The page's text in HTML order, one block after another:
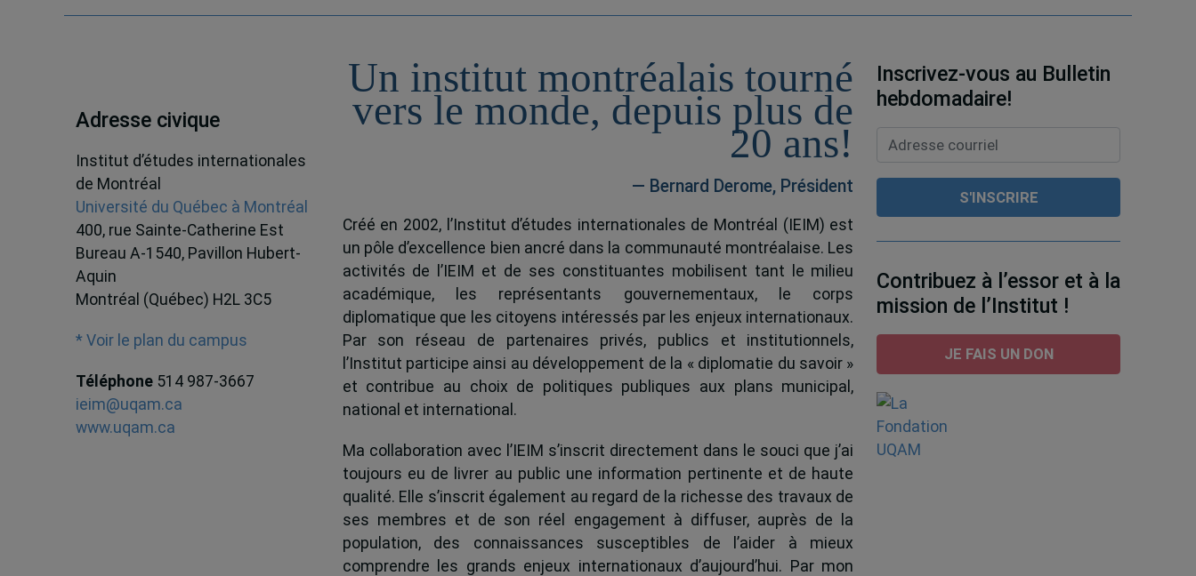
Adresse civique
Institut d’études internationales
de Montréal
Université du Québec à Montréal
400, rue Sainte-Catherine Est
Bureau A-1540, Pavillon Hubert-
Aquin
Montréal (Québec) H2L 3C5
* Voir le plan du campus
Téléphone 514 987-3667
ieim@uqam.ca
www.uqam.ca
Un institut montréalais tourné
vers le monde, depuis plus de
20 ans!
— Bernard Derome, Président
Créé en 2002, l’Institut d’études internationales de Montréal (IEIM) est
un pôle d’excellence bien ancré dans la communauté montréalaise. Les
activités de l’IEIM et de ses constituantes mobilisent tant le milieu
académique, les représentants gouvernementaux, le corps
diplomatique que les citoyens intéressés par les enjeux internationaux.
Par son réseau de partenaires privés, publics et institutionnels,
l’Institut participe ainsi au développement de la « diplomatie du savoir »
et contribue au choix de politiques publiques aux plans municipal,
national et international.
Ma collaboration avec l’IEIM s’inscrit directement dans le souci que j’ai
toujours eu de livrer au public une information pertinente et de haute
qualité. Elle s’inscrit également au regard de la richesse des travaux de
ses membres et de son réel engagement à diffuser, auprès de la
population, des connaissances susceptibles de l’aider à mieux
comprendre les grands enjeux internationaux d’aujourd’hui. Par mon
Inscrivez-vous au Bulletin
hebdomadaire!
Contribuez à l’essor et à la
mission de l’Institut !
JE FAIS UN DON